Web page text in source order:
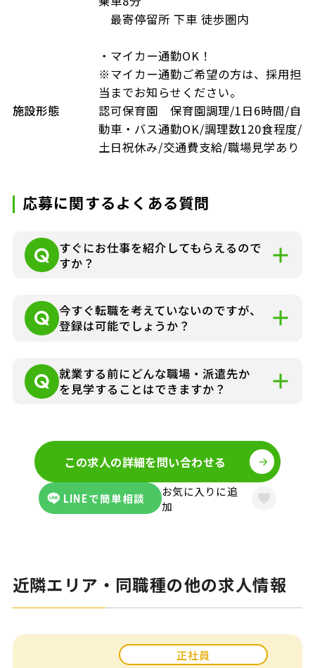
最寄停留所 下車 徒歩圏内
・マイカー通勤OK！
※マイカー通勤ご希望の方は、採用担
当までお知らせください。
施設形態
認可保育園 保育園調理/1日6時間/自
動車・バス通勤OK/調理数120食程度/
土日祝休み/交通費支給/職場見学あり
応募に関するよくある質問
すぐにお仕事を紹介してもらえるので
すか？
コーディネーターよりお仕事の詳細をお電
話やメールでお知らせいたします。
今すぐ転職を考えていないのですが、
登録は可能でしょうか？
ださい。
就業する前にどんな職場・派遣先か
を見学することはできますか？
し、見学にゆくさ担当者が同行して、派遣
先に伺うことも可能です。
この求人の詳細を問い合わせる
LINEで簡単相談
お気に入りに追
加
近隣エリア・同職種の他の求人情報
正社員